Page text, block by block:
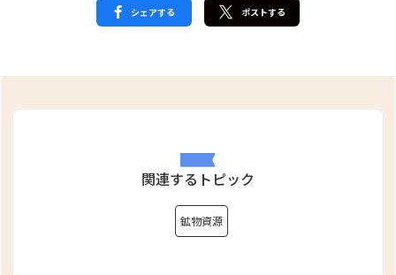
シェアする ポストする
関連するトピック
鉱物資源